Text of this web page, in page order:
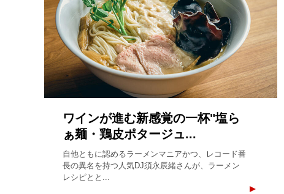
ワインが進む新感覚の一杯"塩ら
ぁ麺・鶏皮ポタージュ...
自他ともに認めるラーメンマニアかつ、レコード番
長の異名を持つ人気DJ須永辰緒さんが、ラーメン
レシピとと...